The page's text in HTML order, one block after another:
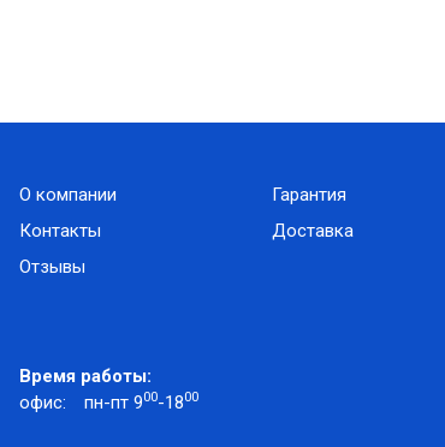
О компании
Контакты
Отзывы
Гарантия
Доставка
Время работы:
офис:
пн-пт 900-1800